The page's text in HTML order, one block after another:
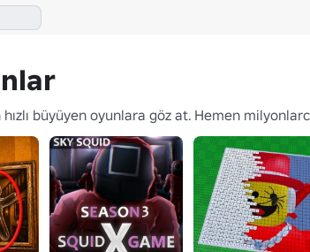
büyüyen oyunlara göz at. Hemen